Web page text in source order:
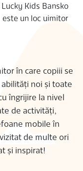
Lucky Kids Bansko
este un loc uimitor
în care copiii se
noi și toate
îngrijire la nivel
de activități,
mobile în
de multe ori
și inspirat!